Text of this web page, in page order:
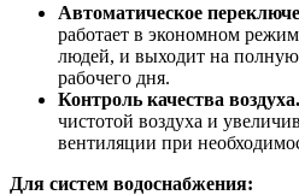
Автоматическое
работает в экономном
людей, и выходит на
рабочего дня.
Контроль качества воздуха.
чистотой воздуха и
вентиляции при
Для систем водоснабжения: